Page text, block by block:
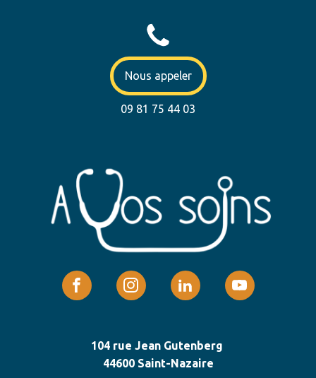
Nous appeler
09 81 75 44 03
104 rue Jean Gutenberg
44600 Saint-Nazaire